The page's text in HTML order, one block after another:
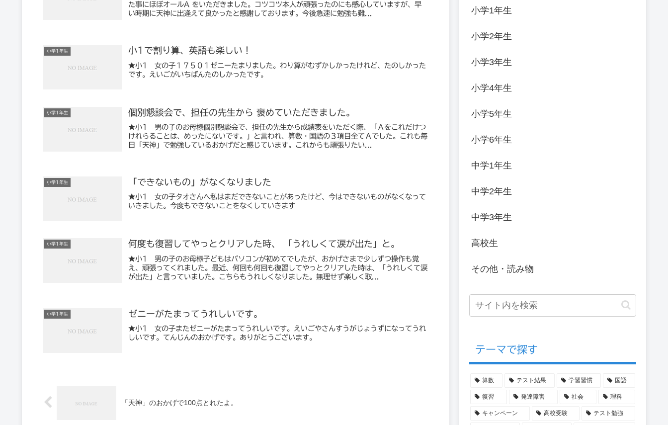
た事にほぼオールA をいただきました。コツコツ本人が頑張ったのにも感心していますが、早
い時期に天神に出逢えて良かったと感謝しております。今後急速に勉強も難...
小学1年生 小1で割り算、英語も楽しい！
★小1 女の子１７５０１ゼニーたまりました。わり算がむずかしかったけれど、たのしかった
です。えいごがいちばんたのしかったです。
小学1年生 個別懇談会で、担任の先生から 褒めていただきました。
★小1 男の子のお母様個別懇談会で、担任の先生から成績表をいただく際、「Ａをこれだけつ
けれらることは、めったにないです。」と言われ、算数・国語の３項目全てＡでした。これも毎
日「天神」で勉強しているおかげだと感じています。これからも頑張りたい...
小学1年生 「できないもの」がなくなりました
★小1 女の子タオさんへ私はまだできないことがあったけど、今はできないものがなくなって
いきました。今度もできないことをなくしていきます
小学1年生 何度も復習してやっとクリアした時、 「うれしくて涙が出た」と。
★小1 男の子のお母様子どもはパソコンが初めてでしたが、おかげさまで少しずつ操作も覚
え、頑張ってくれました。最近、何回も何回も復習してやっとクリアした時は、「うれしくて涙
が出た」と言っていました。こちらもうれしくなりました。無理せず楽しく取...
小学1年生 ゼニーがたまってうれしいです。
★小1 女の子またゼニーがたまってうれしいです。えいごやさんすうがじょうずになってうれ
しいです。てんじんのおかげです。ありがとうございます。
「天神」のおかげで100点とれたよ。
小学1年生
小学2年生
小学3年生
小学4年生
小学5年生
小学6年生
中学1年生
中学2年生
中学3年生
高校生
その他・読み物
テーマで探す
算数 テスト結果 学習習慣 国語
復習 発達障害 社会 理科
キャンペーン 高校受験 テスト勉強